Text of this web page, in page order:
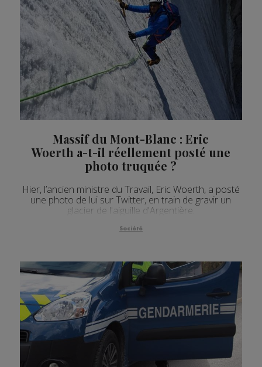
Massif du Mont-Blanc : Eric
Woerth a-t-il réellement posté une
photo truquée ?
Hier, l’ancien ministre du Travail, Eric Woerth, a posté
une photo de lui sur Twitter, en train de gravir un
glacier de l'aiguille d'Argentière.
Société